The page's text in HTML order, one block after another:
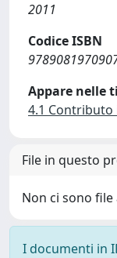
2011
Codice ISBN
Appare nelle
4.1 Contributo
File in questo
Non ci sono
I documenti in